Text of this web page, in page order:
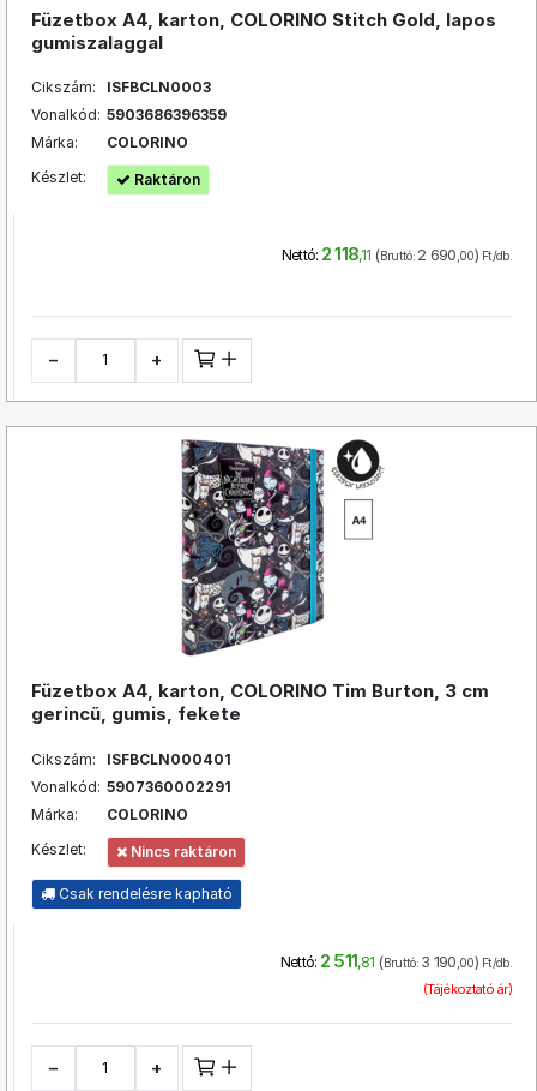
Füzetbox A4, karton, COLORINO Stitch Gold, lapos
gumiszalaggal
Cikszám:
ISFBCLN0003
Vonalkód: 5903686396359
Márka:
COLORINO
Készlet:
Raktáron
Nettó: 2 118,11 (Bruttó:2 690,00) Ft/db.
− +
Füzetbox A4, karton, COLORINO Tim Burton, 3 cm
gerincű, gumis, fekete
Cikszám:
ISFBCLN000401
Vonalkód: 5907360002291
Márka:
COLORINO
Készlet:
Nincs raktáron
Csak rendelésre kapható
Nettó: 2 511,81 (Bruttó: 3 190,00) Ft/db.
(Tájékoztató ár)
− +